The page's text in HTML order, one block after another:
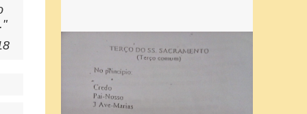
Salve Rainha: Salve Rainha , Mãe de
misericórdia, vida, doçura, esperança nossa,
salve! A vós bradamos os degredados filhos
de Eva, a vós suspiramos, gemendo e
chorando neste vale de lágrimas. Eia, pois,